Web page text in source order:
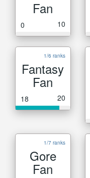
Fan
0 10
1/6 ranks
Fantasy
Fan
18 20
1/7 ranks
Gore
Fan